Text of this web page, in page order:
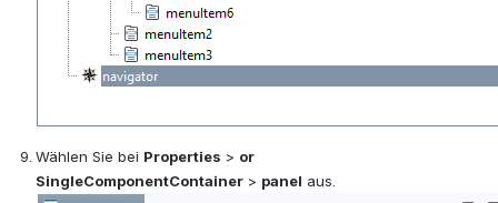
Wählen Sie bei Properties > or
SingleComponentContainer > panel aus.